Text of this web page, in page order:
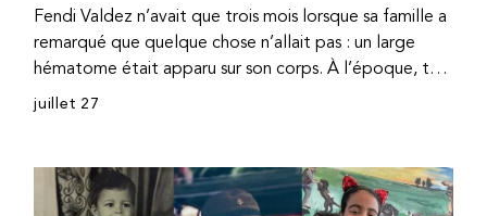
Fendi Valdez n’avait que trois mois lorsque sa famille a
remarqué que quelque chose n’allait pas : un large
hématome était apparu sur son corps. À l’époque, très
peu de professionnel·les de santé de République
correct, le traitement était encore largement
indisponible. Les concentrés de facteur étaient chers
juillet 27